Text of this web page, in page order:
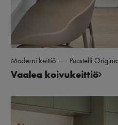
Moderni keittiö Puustelli Original
Vaalea koivukeittiö